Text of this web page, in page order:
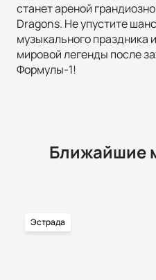
станет ареной
Dragons. Не упустите
музыкального праздника
мировой легенды после
Формулы-1!
Ближайшие
Эстрада